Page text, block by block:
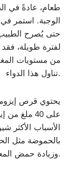
طعام، عادةً في
الوجبة. استمر
حتى يُصرح الطبيب
لفترة طويلة،
من مستويات
تناول هذا الدواء.
الأسباب الأكثر
بالحموضة مثل
المعدي المريئي (GERD)، وزيادة حمض المعدة.